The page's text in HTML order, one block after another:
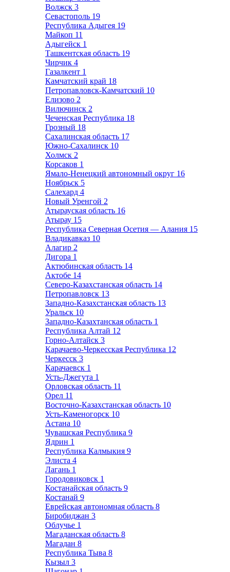
Волжск 3
Севастополь 19
Республика Адыгея 19
Майкоп 11
Адыгейск 1
Ташкентская область 19
Чирчик 4
Газалкент 1
Камчатский край 18
Петропавловск-Камчатский 10
Елизово 2
Вилючинск 2
Чеченская Республика 18
Грозный 18
Сахалинская область 17
Южно-Сахалинск 10
Холмск 2
Корсаков 1
Ямало-Ненецкий автономный округ 16
Ноябрьск 5
Салехард 4
Новый Уренгой 2
Атырауская область 16
Атырау 15
Республика Северная Осетия — Алания 15
Владикавказ 10
Алагир 2
Дигора 1
Актюбинская область 14
Актобе 14
Северо-Казахстанская область 14
Петропавловск 13
Западно-Казахстанская область 13
Уральск 10
Западно-Казахтанская область 1
Республика Алтай 12
Горно-Алтайск 3
Карачаево-Черкесская Республика 12
Черкесск 3
Карачаевск 1
Усть-Джегута 1
Орловская область 11
Орел 11
Восточно-Казахстанская область 10
Усть-Каменогорск 10
Астана 10
Чувашская Республика 9
Ядрин 1
Республика Калмыкия 9
Элиста 4
Лагань 1
Городовиковск 1
Костанайская область 9
Костанай 9
Еврейская автономная область 8
Биробиджан 3
Облучье 1
Магаданская область 8
Магадан 8
Республика Тыва 8
Кызыл 3